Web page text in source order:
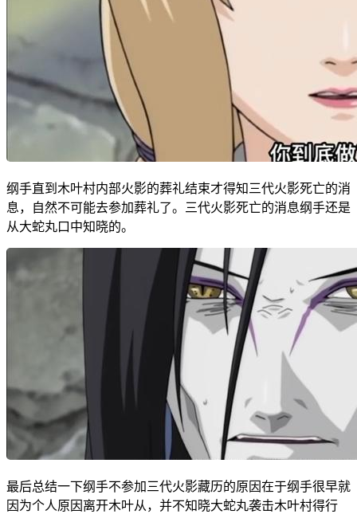
纲手直到木叶村内部火影的葬礼结束才得知三代火影死亡的消
息，自然不可能去参加葬礼了。三代火影死亡的消息纲手还是
从大蛇丸口中知晓的。
最后总结一下纲手不参加三代火影藏历的原因在于纲手很早就
因为个人原因离开木叶从，并不知晓大蛇丸袭击木叶村得行